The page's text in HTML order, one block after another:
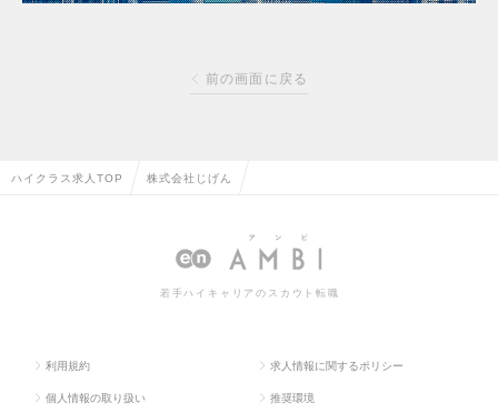
前の画面に戻る
ハイクラス求人TOP 株式会社じげん
若手ハイキャリアのスカウト転職
利用規約 求人情報に関するポリシー
個人情報の取り扱い 推奨環境